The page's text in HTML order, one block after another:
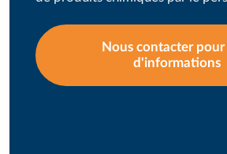
Nous contacter pour
d'informations